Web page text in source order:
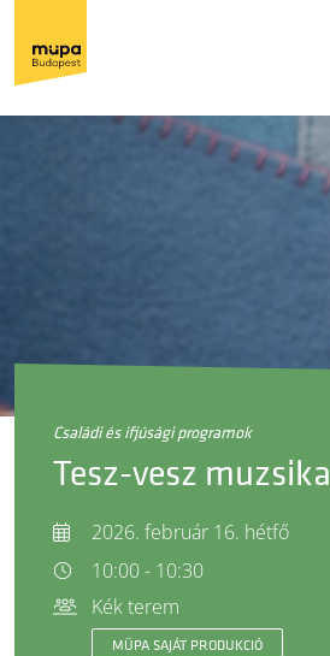
családi és ifjúsági programok
Tesz-vesz muzsika
2026. február 16. hétfő
10:00 - 10:30
Kék terem
MÜPA SAJÁT PRODUKCIÓ